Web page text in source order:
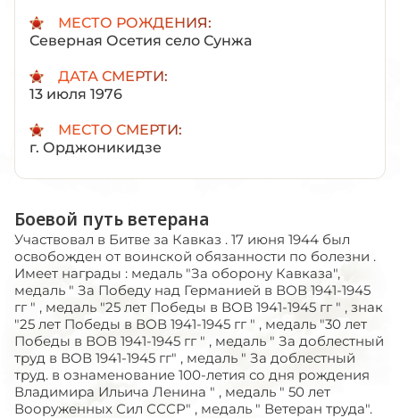
МЕСТО РОЖДЕНИЯ:
Северная Осетия село Сунжа
ДАТА СМЕРТИ:
13 июля 1976
МЕСТО СМЕРТИ:
г. Орджоникидзе
Боевой путь ветерана
Участвовал в Битве за Кавказ . 17 июня 1944 был
освобожден от воинской обязанности по болезни .
Имеет награды : медаль "За оборону Кавказа",
медаль " За Победу над Германией в ВОВ 1941-1945
гг " , медаль "25 лет Победы в ВОВ 1941-1945 гг " , знак
"25 лет Победы в ВОВ 1941-1945 гг " , медаль "30 лет
Победы в ВОВ 1941-1945 гг " , медаль " За доблестный
труд в ВОВ 1941-1945 гг" , медаль " За доблестный
труд. в ознаменование 100-летия со дня рождения
Владимира Ильича Ленина " , медаль " 50 лет
Вооруженных Сил СССР" , медаль " Ветеран труда".